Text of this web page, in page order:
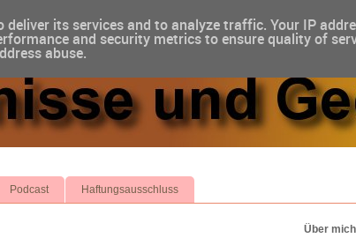
Podcast Haftungsausschluss
Über mich
its services and to analyze traffic. Your IP
and security metrics to ensure quality of
abuse.